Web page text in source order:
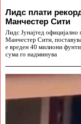
Лидс плати
Манчестер Сити
Лидс Јунајтед
Манчестер Сити,
е вреден 40 милиони
сума го надминува